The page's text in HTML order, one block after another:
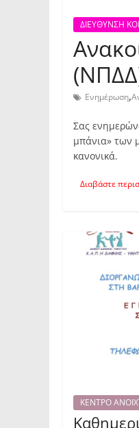
ΔΙΕΥΘΥΝΣΗ
Ενημέρωση,
Σας
μπάνια» των
κανονικά.
Διαβάστε
ΚΕΝΤΡΟ